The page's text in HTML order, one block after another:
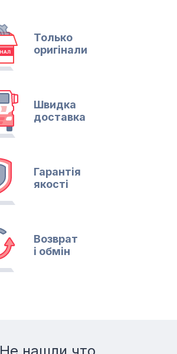
Только
оригінали
Швидка
доставка
Гарантія
якості
Возврат
і обмін